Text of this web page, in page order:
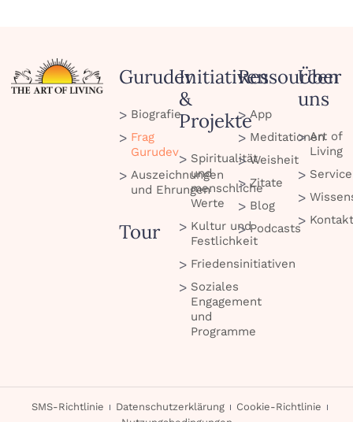
Gurudev
Biografie
Frag
Gurudev
Auszeichnungen
und Ehrungen
Tour
Initiativen
&
Projekte
Spiritualität
und
menschliche
Werte
Kultur und
Festlichkeit
Friedensinitiativen
Soziales
Engagement
und
Programme
Ressourcen
App
Meditationen
Weisheit
Zitate
Blog
Podcasts
Über
uns
Art of
Living
Kontakt
SMS-Richtlinie Datenschutzerklärung
Cookie-Richtlinie